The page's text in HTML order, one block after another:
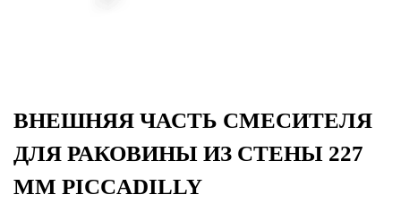
ВНЕШНЯЯ ЧАСТЬ СМЕСИТЕЛЯ
ДЛЯ РАКОВИНЫ ИЗ СТЕНЫ 227
ММ PICCADILLY